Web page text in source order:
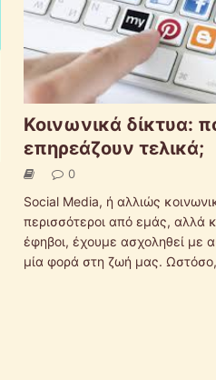
Κοινωνικά δίκτυα:
επηρεάζουν τελικά;
0
Social Media, ή αλλιώς
περισσότεροι από εμάς, αλλά
έφηβοι, έχουμε ασχοληθεί με
μία φορά στη ζωή μας. Ωστόσο,